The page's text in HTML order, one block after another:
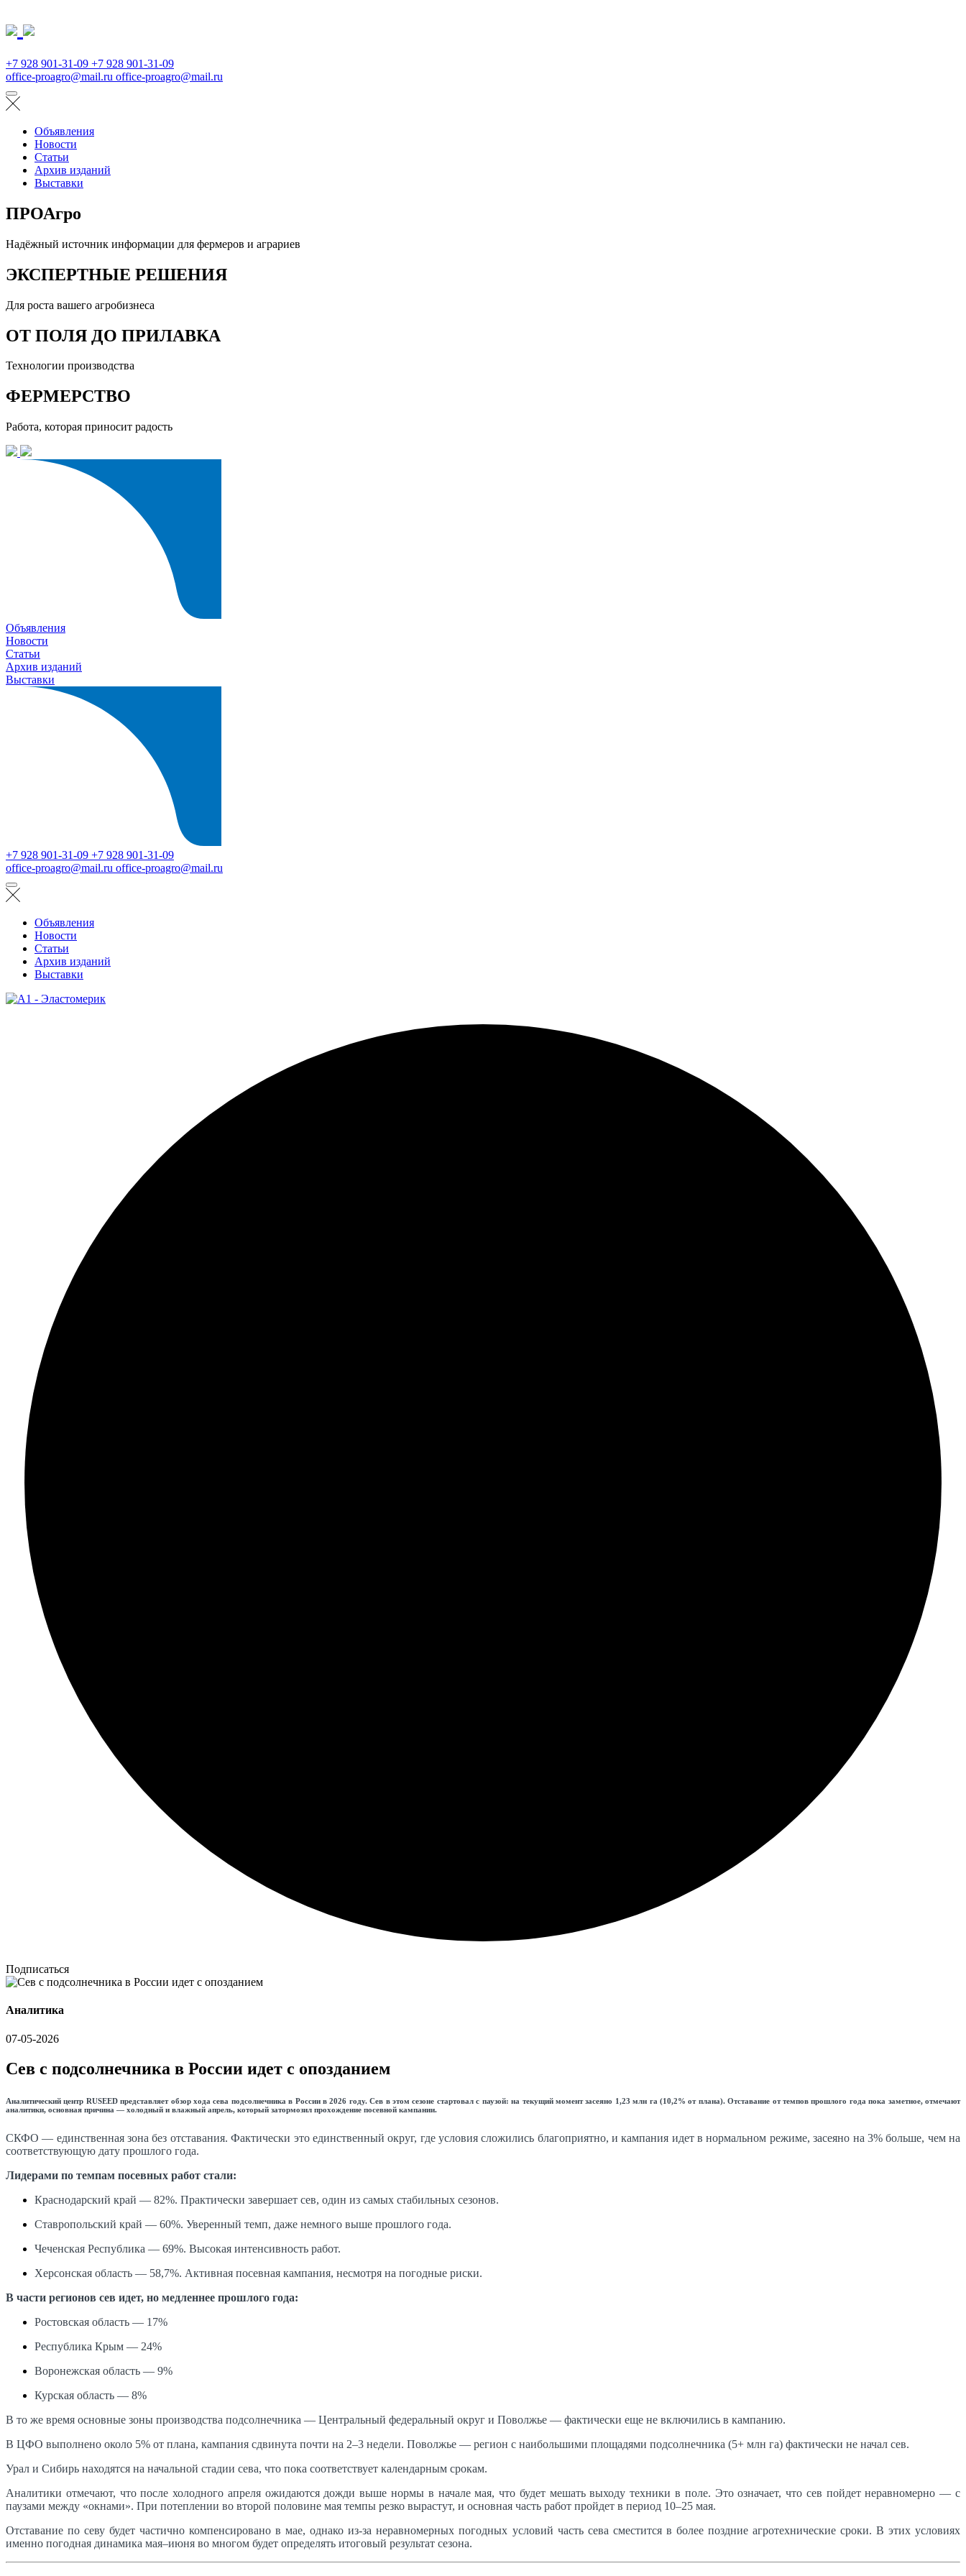
+7 928 901-31-09 +7 928 901-31-09
office-proagro@mail.ru office-proagro@mail.ru
Объявления
Новости
Статьи
Архив изданий
Выставки
ПРОАгро
Надёжный источник информации для фермеров и аграриев
ЭКСПЕРТНЫЕ РЕШЕНИЯ
Для роста вашего агробизнеса
ОТ ПОЛЯ ДО ПРИЛАВКА
Технологии производства
ФЕРМЕРСТВО
Работа, которая приносит радость
Объявления
Новости
Статьи
Архив изданий
Выставки
+7 928 901-31-09 +7 928 901-31-09
office-proagro@mail.ru office-proagro@mail.ru
Объявления
Новости
Статьи
Архив изданий
Выставки
Подписаться
Аналитика
07-05-2026
Сев с подсолнечника в России идет с опозданием
Аналитический центр RUSEED представляет обзор хода сева подсолнечника в России в 2026 году. Сев в этом сезоне стартовал с паузой: на текущий момент засеяно 1,23 млн га (10,2% от плана). Отставание от темпов прошлого года пока заметное, отмечают
аналитики, основная причина — холодный и влажный апрель, который затормозил прохождение посевной кампании.
СКФО — единственная зона без отставания. Фактически это единственный округ, где условия сложились благоприятно, и кампания идет в нормальном режиме, засеяно на 3% больше, чем на
соответствующую дату прошлого года.
Лидерами по темпам посевных работ стали:
Краснодарский край — 82%. Практически завершает сев, один из самых стабильных сезонов.
Ставропольский край — 60%. Уверенный темп, даже немного выше прошлого года.
Чеченская Республика — 69%. Высокая интенсивность работ.
Херсонская область — 58,7%. Активная посевная кампания, несмотря на погодные риски.
В части регионов сев идет, но медленнее прошлого года:
Ростовская область — 17%
Республика Крым — 24%
Воронежская область — 9%
Курская область — 8%
В то же время основные зоны производства подсолнечника — Центральный федеральный округ и Поволжье — фактически еще не включились в кампанию.
В ЦФО выполнено около 5% от плана, кампания сдвинута почти на 2–3 недели. Поволжье — регион с наибольшими площадями подсолнечника (5+ млн га) фактически не начал сев.
Урал и Сибирь находятся на начальной стадии сева, что пока соответствует календарным срокам.
Аналитики отмечают, что после холодного апреля ожидаются дожди выше нормы в начале мая, что будет мешать выходу техники в поле. Это означает, что сев пойдет неравномерно — с
паузами между «окнами». При потеплении во второй половине мая темпы резко вырастут, и основная часть работ пройдет в период 10–25 мая.
Отставание по севу будет частично компенсировано в мае, однако из-за неравномерных погодных условий часть сева сместится в более поздние агротехнические сроки. В этих условиях
именно погодная динамика мая–июня во многом будет определять итоговый результат сезона.